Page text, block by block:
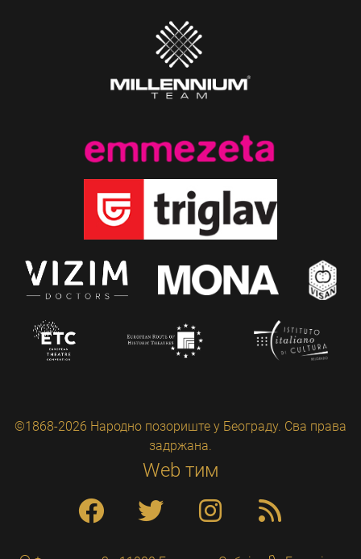
©1868-2026 Народно позориште у Београду. Сва права
задржана.
Web тим